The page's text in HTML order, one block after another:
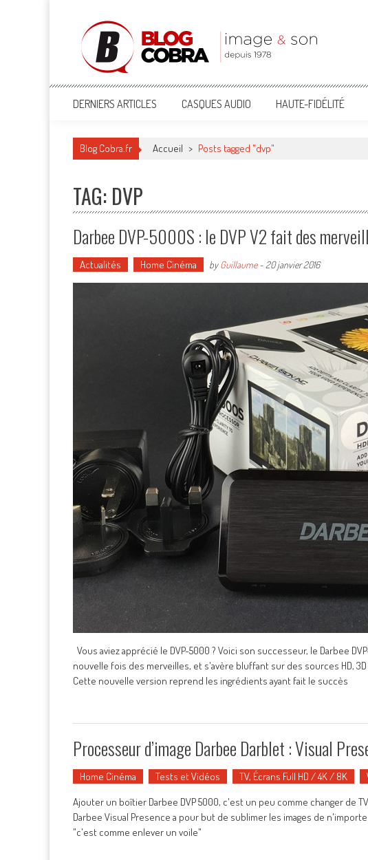
Blog Cobra
Toute l'actu Image & Son !
DERNIERS ARTICLES CASQUES AUDIO HAUTE-FIDÉLITÉ
Blog Cobra.fr Accueil > Posts tagged "dvp"
TAG: DVP
Darbee DVP-5000S : le DVP V2 fait des
Actualités Home Cinéma byGuillaume- 20 janvier 2016
Vous aviez apprécié le DVP-5000 ? Voici son successeur, le Darbee
nouvelle fois des merveilles, et s'avère bluffant sur des sources HD,
Cette nouvelle version reprend les ingrédients ayant fait le succès
Processeur d’image Darbee Darblet : Visual
Home Cinéma Tests et Vidéos TV, Écrans Full HD / 4K / 8K
Ajouter un boîtier Darbee DVP 5000, c'est un peu comme changer de
Darbee Visual Presence a pour but de sublimer les images de
"c'est comme enlever un voile"